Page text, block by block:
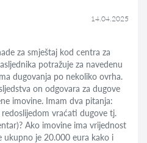
14.04.2025
za smještaj kod centra za
potražuje za navedenu
dugovanja po nekoliko ovrha.
on odgovara za dugove
imovine. Imam dva pitanja:
vraćati dugove tj.
Ako imovine ima vrijednost
ukupno je 20.000 eura kako i